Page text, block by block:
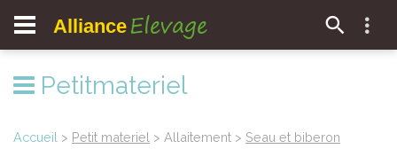
Alliance Elevage
Petitmateriel
Accueil > Petit materiel > Allaitement > Seau et biberon